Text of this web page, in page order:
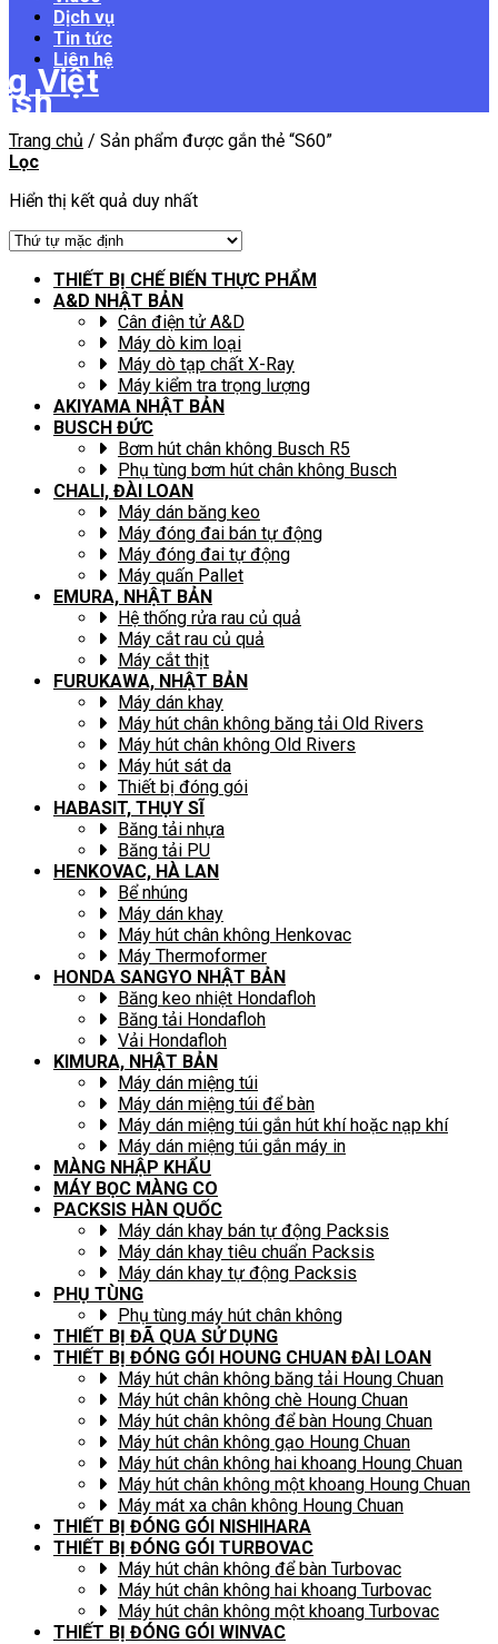
Dịch vụ
Tin tức
Liên hệ
Trang chủ / Sản phẩm được gắn thẻ “S60”
Lọc
Hiển thị kết quả duy nhất
THIẾT BỊ CHẾ BIẾN THỰC PHẨM
A&D NHẬT BẢN
Cân điện tử A&D
Máy dò kim loại
Máy dò tạp chất X-Ray
Máy kiểm tra trọng lượng
AKIYAMA NHẬT BẢN
BUSCH ĐỨC
Bơm hút chân không Busch R5
Phụ tùng bơm hút chân không Busch
CHALI, ĐÀI LOAN
Máy dán băng keo
Máy đóng đai bán tự động
Máy đóng đai tự động
Máy quấn Pallet
EMURA, NHẬT BẢN
Hệ thống rửa rau củ quả
Máy cắt rau củ quả
Máy cắt thịt
FURUKAWA, NHẬT BẢN
Máy dán khay
Máy hút chân không băng tải Old Rivers
Máy hút chân không Old Rivers
Máy hút sát da
Thiết bị đóng gói
HABASIT, THỤY SĨ
Băng tải nhựa
Băng tải PU
HENKOVAC, HÀ LAN
Bể nhúng
Máy dán khay
Máy hút chân không Henkovac
Máy Thermoformer
HONDA SANGYO NHẬT BẢN
Băng keo nhiệt Hondafloh
Băng tải Hondafloh
Vải Hondafloh
KIMURA, NHẬT BẢN
Máy dán miệng túi
Máy dán miệng túi để bàn
Máy dán miệng túi gắn hút khí hoặc nạp khí
Máy dán miệng túi gắn máy in
MÀNG NHẬP KHẨU
MÁY BỌC MÀNG CO
PACKSIS HÀN QUỐC
Máy dán khay bán tự động Packsis
Máy dán khay tiêu chuẩn Packsis
Máy dán khay tự động Packsis
PHỤ TÙNG
Phụ tùng máy hút chân không
THIẾT BỊ ĐÃ QUA SỬ DỤNG
THIẾT BỊ ĐÓNG GÓI HOUNG CHUAN ĐÀI LOAN
Máy hút chân không băng tải Houng Chuan
Máy hút chân không chè Houng Chuan
Máy hút chân không để bàn Houng Chuan
Máy hút chân không gạo Houng Chuan
Máy hút chân không hai khoang Houng Chuan
Máy hút chân không một khoang Houng Chuan
Máy mát xa chân không Houng Chuan
THIẾT BỊ ĐÓNG GÓI NISHIHARA
THIẾT BỊ ĐÓNG GÓI TURBOVAC
Máy hút chân không để bàn Turbovac
Máy hút chân không hai khoang Turbovac
Máy hút chân không một khoang Turbovac
THIẾT BỊ ĐÓNG GÓI WINVAC